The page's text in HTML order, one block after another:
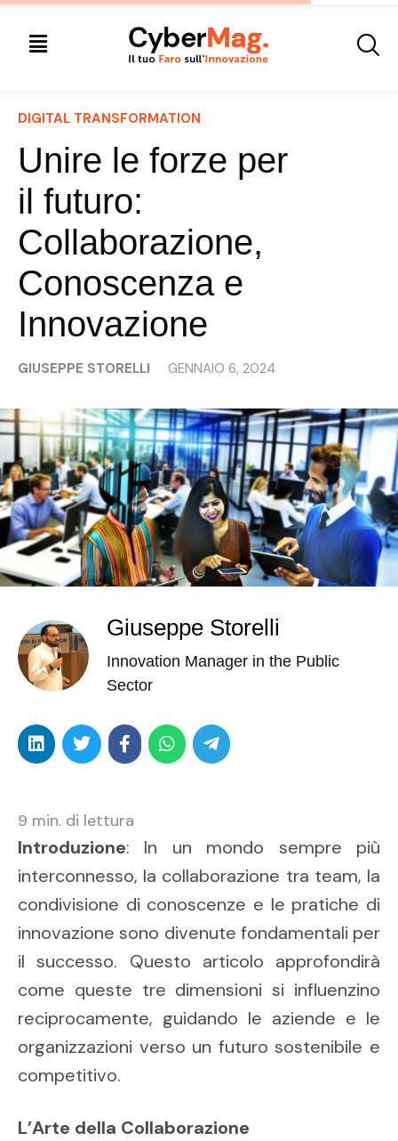
DIGITAL TRANSFORMATION
Unire le forze per
il futuro:
Collaborazione,
Conoscenza e
Innovazione
GIUSEPPE STORELLI GENNAIO 6, 2024
Giuseppe Storelli
Innovation Manager in the Public
Sector
9 min. di lettura
Introduzione: In un mondo sempre più
interconnesso, la collaborazione tra team, la
condivisione di conoscenze e le pratiche di
innovazione sono divenute fondamentali per
il successo. Questo articolo approfondirà
come queste tre dimensioni si influenzino
reciprocamente, guidando le aziende e le
organizzazioni verso un futuro sostenibile e
competitivo.
L’Arte della Collaborazione